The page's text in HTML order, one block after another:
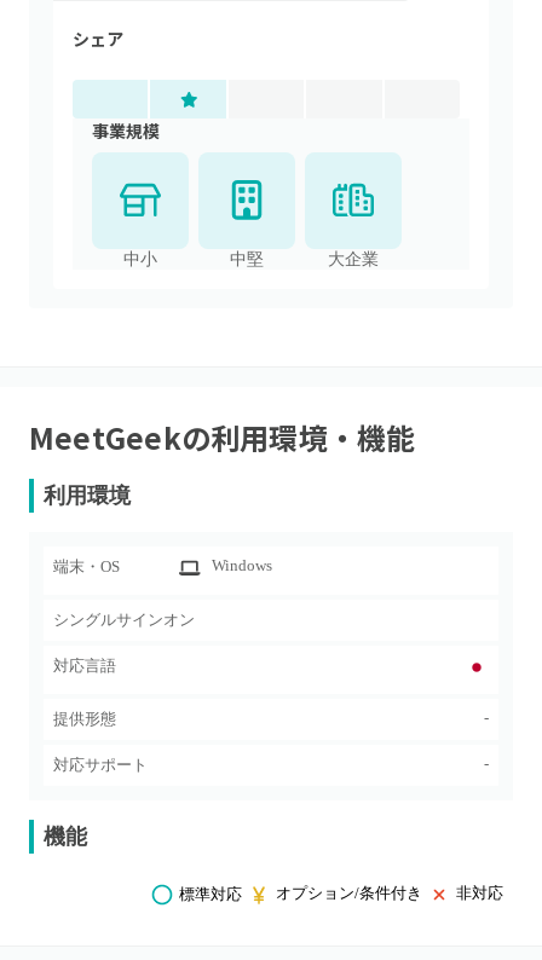
シェア
事業規模
中小 中堅 大企業
MeetGeekの利用環境・機能
利用環境
端末・OS Windows
シングルサインオン
対応言語
提供形態 -
対応サポート -
機能
標準対応 オプション/条件付き 非対応